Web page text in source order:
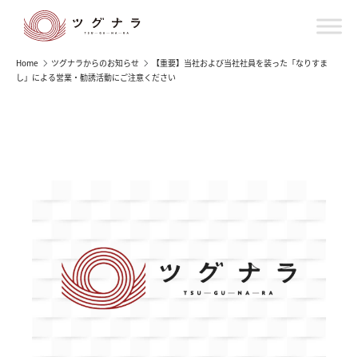
Home ツグナラからのお知らせ
【重要】当社および当社社員を装った「なりすま
し」による営業・勧誘活動にご注意ください